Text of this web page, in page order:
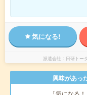
気になる!
派遣会社 日研トー
興味があっ
「気になる